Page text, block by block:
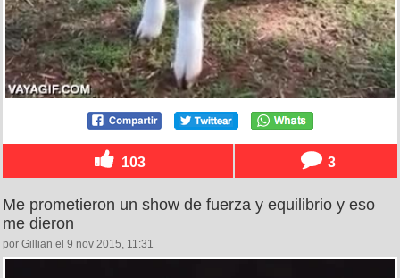
103 3
Me prometieron un show de fuerza y equilibrio y eso
me dieron
por Gillian el 9 nov 2015, 11:31